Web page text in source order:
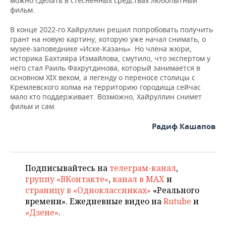
фильм.
В конце 2022-го Хайруллин решил попробовать получить
грант на новую картину, которую уже начал снимать, о
музее-заповеднике «Иске-Казань». Но члена жюри,
историка Бахтияра Измайлова, смутило, что экспертом у
него стал Раиль Фахрутдинова, который занимается в
основном XIX веком, а легенду о переносе столицы с
Кремлевского холма на территорию городища сейчас
мало кто поддерживает. Возможно, Хайруллин снимет
фильм и сам.
Радиф Кашапов
Подписывайтесь на телеграм-канал,
группу «ВКонтакте»,канал в MAXи
страницу в «Одноклассниках» «Реального
времени». Ежедневные видео наRutube и
«Дзене».